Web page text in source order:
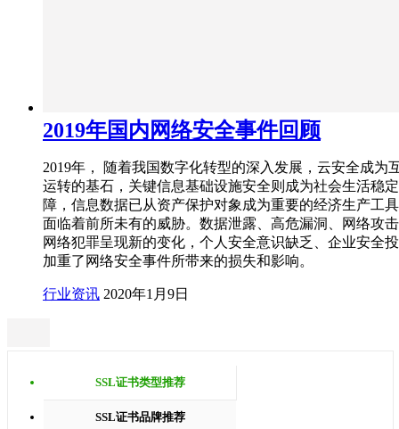
2019年国内网络安全事件回顾
2019年， 随着我国数字化转型的深入发展，云安全成为
运转的基石，关键信息基础设施安全则成为社会生活稳
障，信息数据已从资产保护对象成为重要的经济生产工
面临着前所未有的威胁。数据泄露、高危漏洞、网络攻
网络犯罪呈现新的变化，个人安全意识缺乏、企业安全
加重了网络安全事件所带来的损失和影响。
行业资讯 2020年1月9日
SSL证书类型推荐
SSL证书品牌推荐